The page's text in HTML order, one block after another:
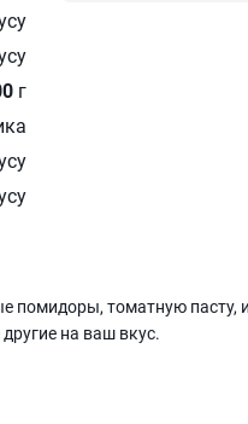
г
помидоры, томатную пасту,
на ваш вкус.